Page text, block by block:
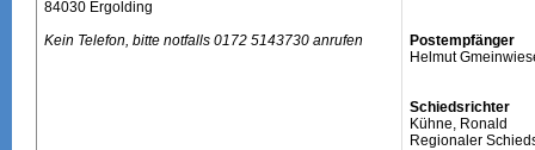
84030 Ergolding
Kein Telefon, bitte notfalls 0172 5143730 anrufen
Postempfänger
Helmut
Schiedsrichter
Kühne, Ronald
Regionaler